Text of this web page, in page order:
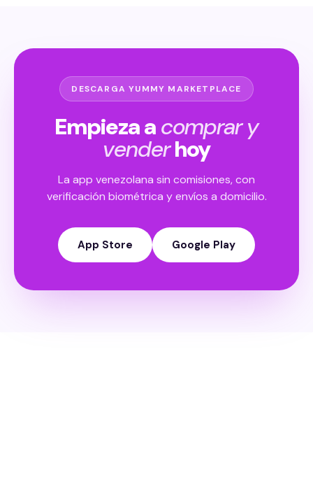
DESCARGA YUMMY MARKETPLACE
Empieza acomprar y
venderhoy
La app venezolana sin comisiones, con
verificación biométrica y envíos a domicilio.
App Store Google Play